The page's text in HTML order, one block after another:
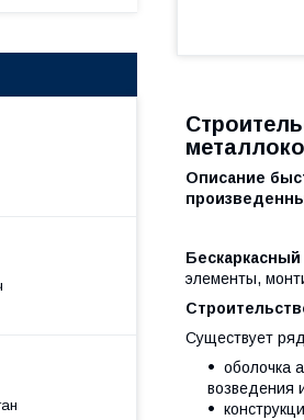
Описание
элементы,
Существует
оболочка
возведения